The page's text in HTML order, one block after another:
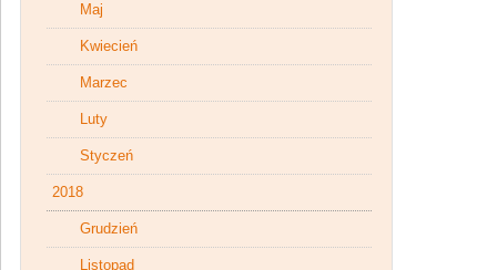
Maj
Kwiecień
Marzec
Luty
Styczeń
2018
Grudzień
Listopad